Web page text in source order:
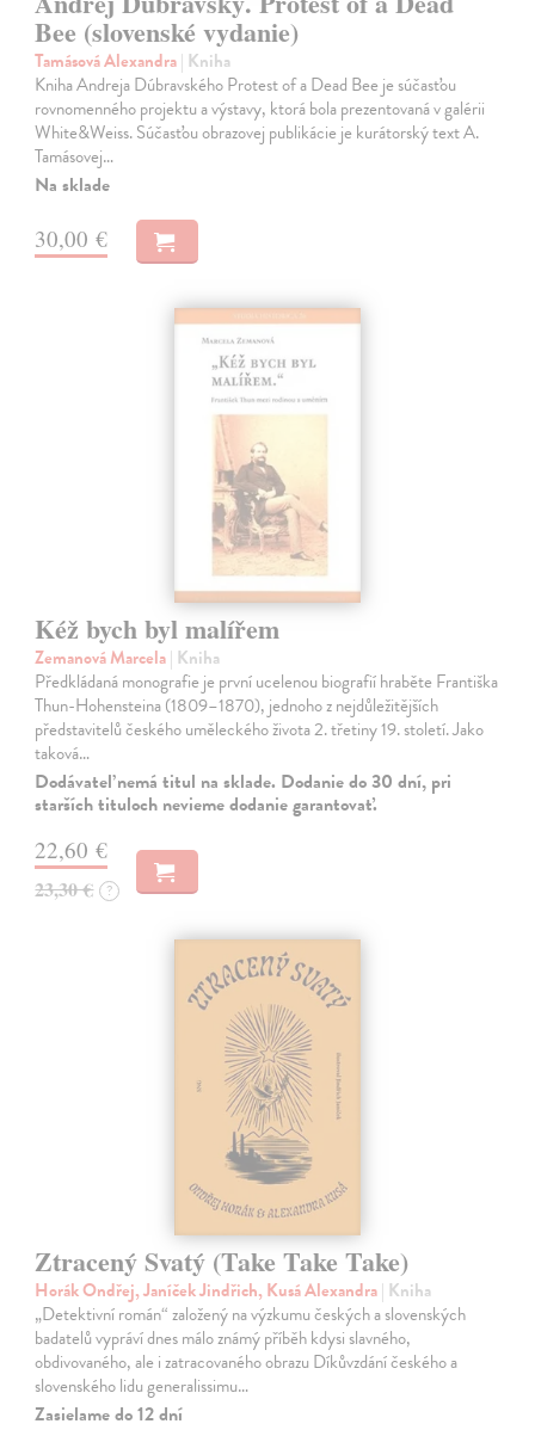
Bee (slovenské vydanie)
Tamásová Alexandra| Kniha
Kniha Andreja Dúbravského Protest of a Dead Bee je súčasťou
rovnomenného projektu a výstavy, ktorá bola prezentovaná v galérii
White&Weiss. Súčasťou obrazovej publikácie je kurátorský text A.
Tamásovej…
Na sklade
30,00 €
Kéž bych byl malířem
Zemanová Marcela| Kniha
Předkládaná monografie je první ucelenou biografií hraběte Františka
Thun-Hohensteina (1809–1870), jednoho z nejdůležitějších
představitelů českého uměleckého života 2. třetiny 19. století. Jako
taková…
Dodávateľ nemá titul na sklade. Dodanie do 30 dní, pri
starších tituloch nevieme dodanie garantovať.
22,60 €
23,30 € ?
Ztracený Svatý (Take Take Take)
Horák Ondřej, Janíček Jindřich, Kusá Alexandra| Kniha
„Detektivní román“ založený na výzkumu českých a slovenských
badatelů vypráví dnes málo známý příběh kdysi slavného,
obdivovaného, ale i zatracovaného obrazu Díkůvzdání českého a
slovenského lidu generalissimu…
Zasielame do 12 dní